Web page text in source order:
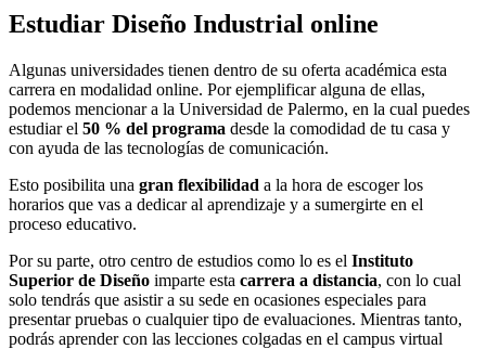
Estudiar Diseño Industrial online
Algunas universidades tienen dentro de su oferta académica esta
carrera en modalidad online. Por ejemplificar alguna de ellas,
podemos mencionar a la Universidad de Palermo, en la cual puedes
estudiar el 50 % del programa desde la comodidad de tu casa y
con ayuda de las tecnologías de comunicación.
Esto posibilita una gran flexibilidad a la hora de escoger los
horarios que vas a dedicar al aprendizaje y a sumergirte en el
proceso educativo.
Por su parte, otro centro de estudios como lo es el Instituto
Superior de Diseño imparte esta carrera a distancia, con lo cual
solo tendrás que asistir a su sede en ocasiones especiales para
presentar pruebas o cualquier tipo de evaluaciones. Mientras tanto,
podrás aprender con las lecciones colgadas en el campus virtual